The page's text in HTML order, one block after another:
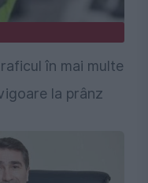
în mai multe
la prânz